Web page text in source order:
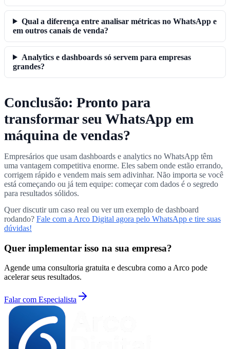
Qual a diferença entre analisar métricas no WhatsApp e
em outros canais de venda?
Analytics e dashboards só servem para empresas
grandes?
Conclusão: Pronto para
transformar seu WhatsApp em
máquina de vendas?
Empresários que usam dashboards e analytics no WhatsApp têm
uma vantagem competitiva enorme. Eles sabem onde estão errando,
corrigem rápido e vendem mais sem adivinhar. Não importa se você
está começando ou já tem equipe: começar com dados é o segredo
para resultados sólidos.
Quer discutir um caso real ou ver um exemplo de dashboard
rodando? Fale com a Arco Digital agora pelo WhatsApp e tire suas
dúvidas!
Quer implementar isso na sua empresa?
Agende uma consultoria gratuita e descubra como a Arco pode
acelerar seus resultados.
Falar com Especialista